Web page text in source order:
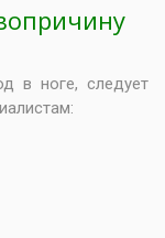
в ноге, следует